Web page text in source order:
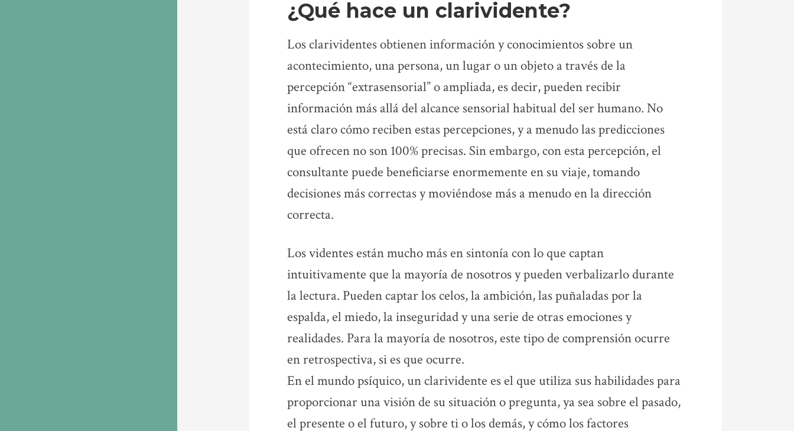
¿Qué hace un clarividente?
Los clarividentes obtienen información y conocimientos sobre un
acontecimiento, una persona, un lugar o un objeto a través de la
percepción “extrasensorial” o ampliada, es decir, pueden recibir
información más allá del alcance sensorial habitual del ser humano. No
está claro cómo reciben estas percepciones, y a menudo las predicciones
que ofrecen no son 100% precisas. Sin embargo, con esta percepción, el
consultante puede beneficiarse enormemente en su viaje, tomando
decisiones más correctas y moviéndose más a menudo en la dirección
correcta.
Los videntes están mucho más en sintonía con lo que captan
intuitivamente que la mayoría de nosotros y pueden verbalizarlo durante
la lectura. Pueden captar los celos, la ambición, las puñaladas por la
espalda, el miedo, la inseguridad y una serie de otras emociones y
realidades. Para la mayoría de nosotros, este tipo de comprensión ocurre
en retrospectiva, si es que ocurre.
En el mundo psíquico, un clarividente es el que utiliza sus habilidades para
proporcionar una visión de su situación o pregunta, ya sea sobre el pasado,
el presente o el futuro, y sobre ti o los demás, y cómo los factores